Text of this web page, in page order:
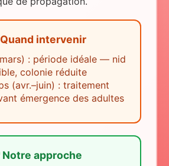
Quand intervenir
: période idéale — nid
colonie réduite
(avr.–juin) : traitement
émergence des adultes
approche